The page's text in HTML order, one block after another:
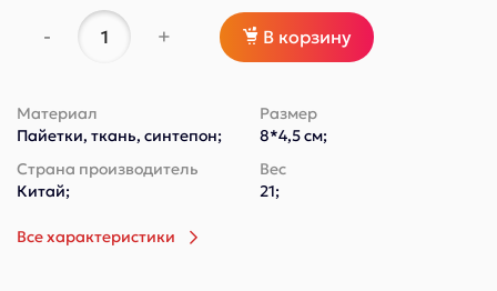
- + В корзину
Материал
Пайетки, ткань, синтепон;
Размер
8*4,5 см;
Страна производитель
Китай;
Вес
21;
Все характеристики